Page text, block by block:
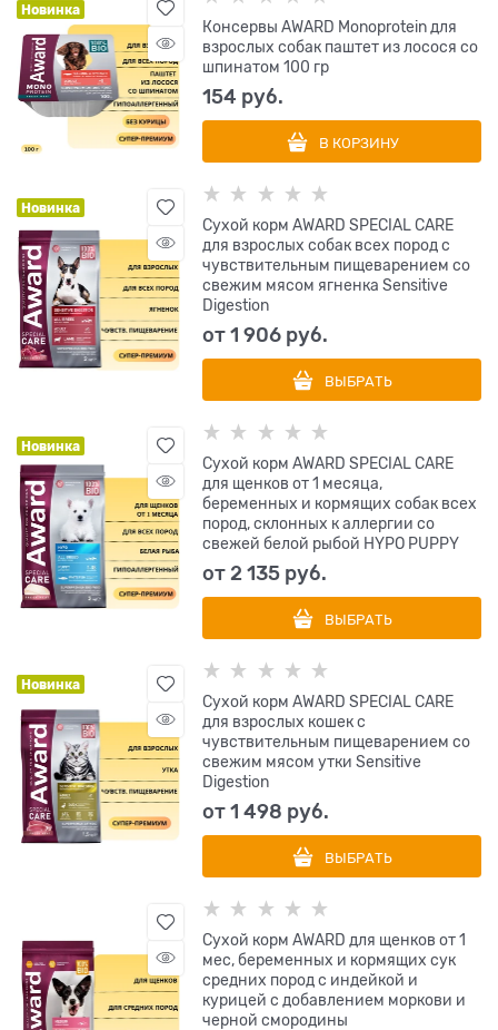
Новинка
Консервы AWARD Monoprotein для
взрослых собак паштет из лосося со
шпинатом 100 гр
154 руб.
В КОРЗИНУ
Новинка
Сухой корм AWARD SPECIAL CARE
для взрослых собак всех пород с
чувствительным пищеварением со
свежим мясом ягненка Sensitive
Digestion
от1 906 руб.
ВЫБРАТЬ
Новинка
Сухой корм AWARD SPECIAL CARE
для щенков от 1 месяца,
беременных и кормящих собак всех
пород, склонных к аллергии со
свежей белой рыбой HYPO PUPPY
от2 135 руб.
ВЫБРАТЬ
Новинка
Сухой корм AWARD SPECIAL CARE
для взрослых кошек с
чувствительным пищеварением со
свежим мясом утки Sensitive
Digestion
от1 498 руб.
ВЫБРАТЬ
Сухой корм AWARD для щенков от 1
мес, беременных и кормящих сук
средних пород с индейкой и
курицей с добавлением моркови и
черной смородины